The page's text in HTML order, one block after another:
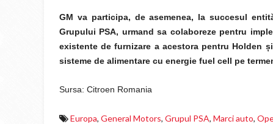
GM va participa, de asemenea, la succesul
Grupului PSA, urmand sa colaboreze pentru
existente de furnizare a acestora pentru Holden
sisteme de alimentare cu energie fuel cell pe
Sursa: Citroen Romania
Europa, General Motors, Grupul PSA, Marci auto,